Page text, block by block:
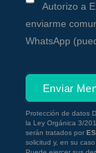
Autorizo a
enviarme
WhatsApp
Enviar
Protección de datos
la Ley Orgánica 3/
serán tratados por
solicitud y, en su